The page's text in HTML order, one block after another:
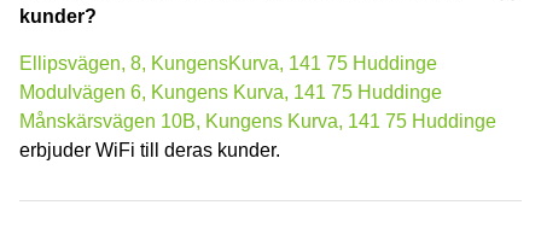
kunder?
Ellipsvägen, 8, KungensKurva, 141 75 Huddinge
Modulvägen 6, Kungens Kurva, 141 75 Huddinge
Månskärsvägen 10B, Kungens Kurva, 141 75 Huddinge
erbjuder WiFi till deras kunder.